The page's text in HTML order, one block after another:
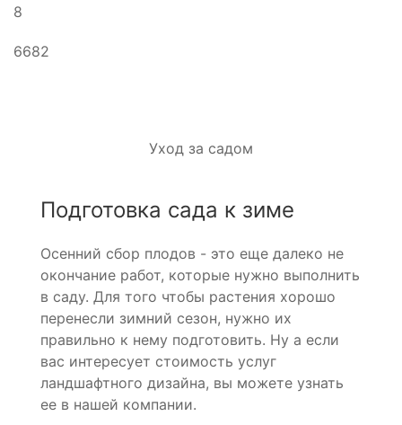
8
6682
Уход за садом
Подготовка сада к зиме
Осенний сбор плодов - это еще далеко не
окончание работ, которые нужно выполнить
в саду. Для того чтобы растения хорошо
перенесли зимний сезон, нужно их
правильно к нему подготовить. Ну а если
вас интересует стоимость услуг
ландшафтного дизайна, вы можете узнать
ее в нашей компании.